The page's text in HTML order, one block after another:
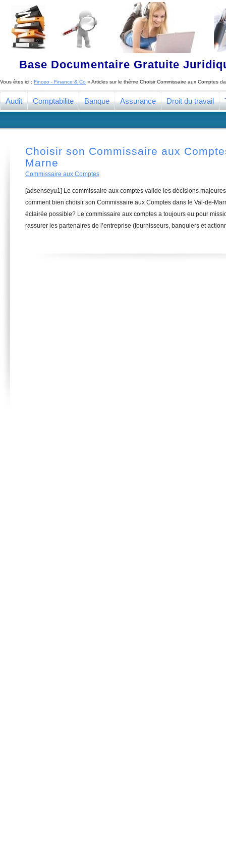
Base Documentaire Gratuite
Vous êtes ici : Finceo - Finance & Co » Articles sur le thème Choisir Commissaire aux Comptes
Audit Comptabilite Banque Assurance Droit du travail
Choisir son Commissaire aux
Marne
Commissaire aux Comptes
[adsenseyu1] Le commissaire aux comptes valide les décisions
comment bien choisir son Commissaire aux Comptes dans le Val-de-
éclairée possible? Le commissaire aux comptes a toujours eu pour
rassurer les partenaires de l’entreprise (fournisseurs, banquiers et